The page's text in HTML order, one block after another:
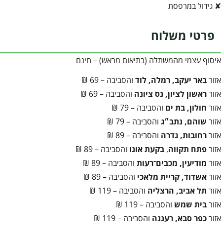
✘ גידול במרפסת
פרטי משלוח
איסוף עצמי מהמשתלה (בתיאום מראש) – חינם
אזורבאר יעקב, רמלה, לוד והסביבה – 69 ₪
אזורראשון לציון, נס ציונה והסביבה – 69 ₪
אזור חולון, בת ים והסביבה – 79 ₪
אזור שוהם, נתב״ג והסביבה – 79 ₪
אזוררחובות, גדרה והסביבה – 89 ₪
אזורפתח תקווה, בקעת אונו והסביבה – 89 ₪
אזור מודיעין, מכבים־רעות והסביבה – 89 ₪
אזוראשדוד, קריית מלאכי והסביבה – 89 ₪
אזור תל אביב, הרצליה והסביבה – 119 ₪
אזורבית שמש והסביבה – 119 ₪
אזורכפר סבא, רעננה והסביבה – 119 ₪